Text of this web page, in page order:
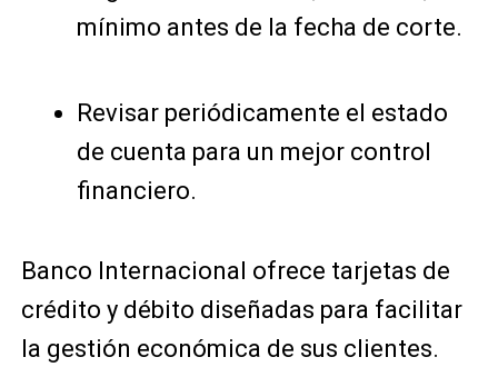
mínimo antes de la fecha de corte.
Revisar periódicamente el estado
de cuenta para un mejor control
financiero.
Banco Internacional ofrece tarjetas de
crédito y débito diseñadas para facilitar
la gestión económica de sus clientes.